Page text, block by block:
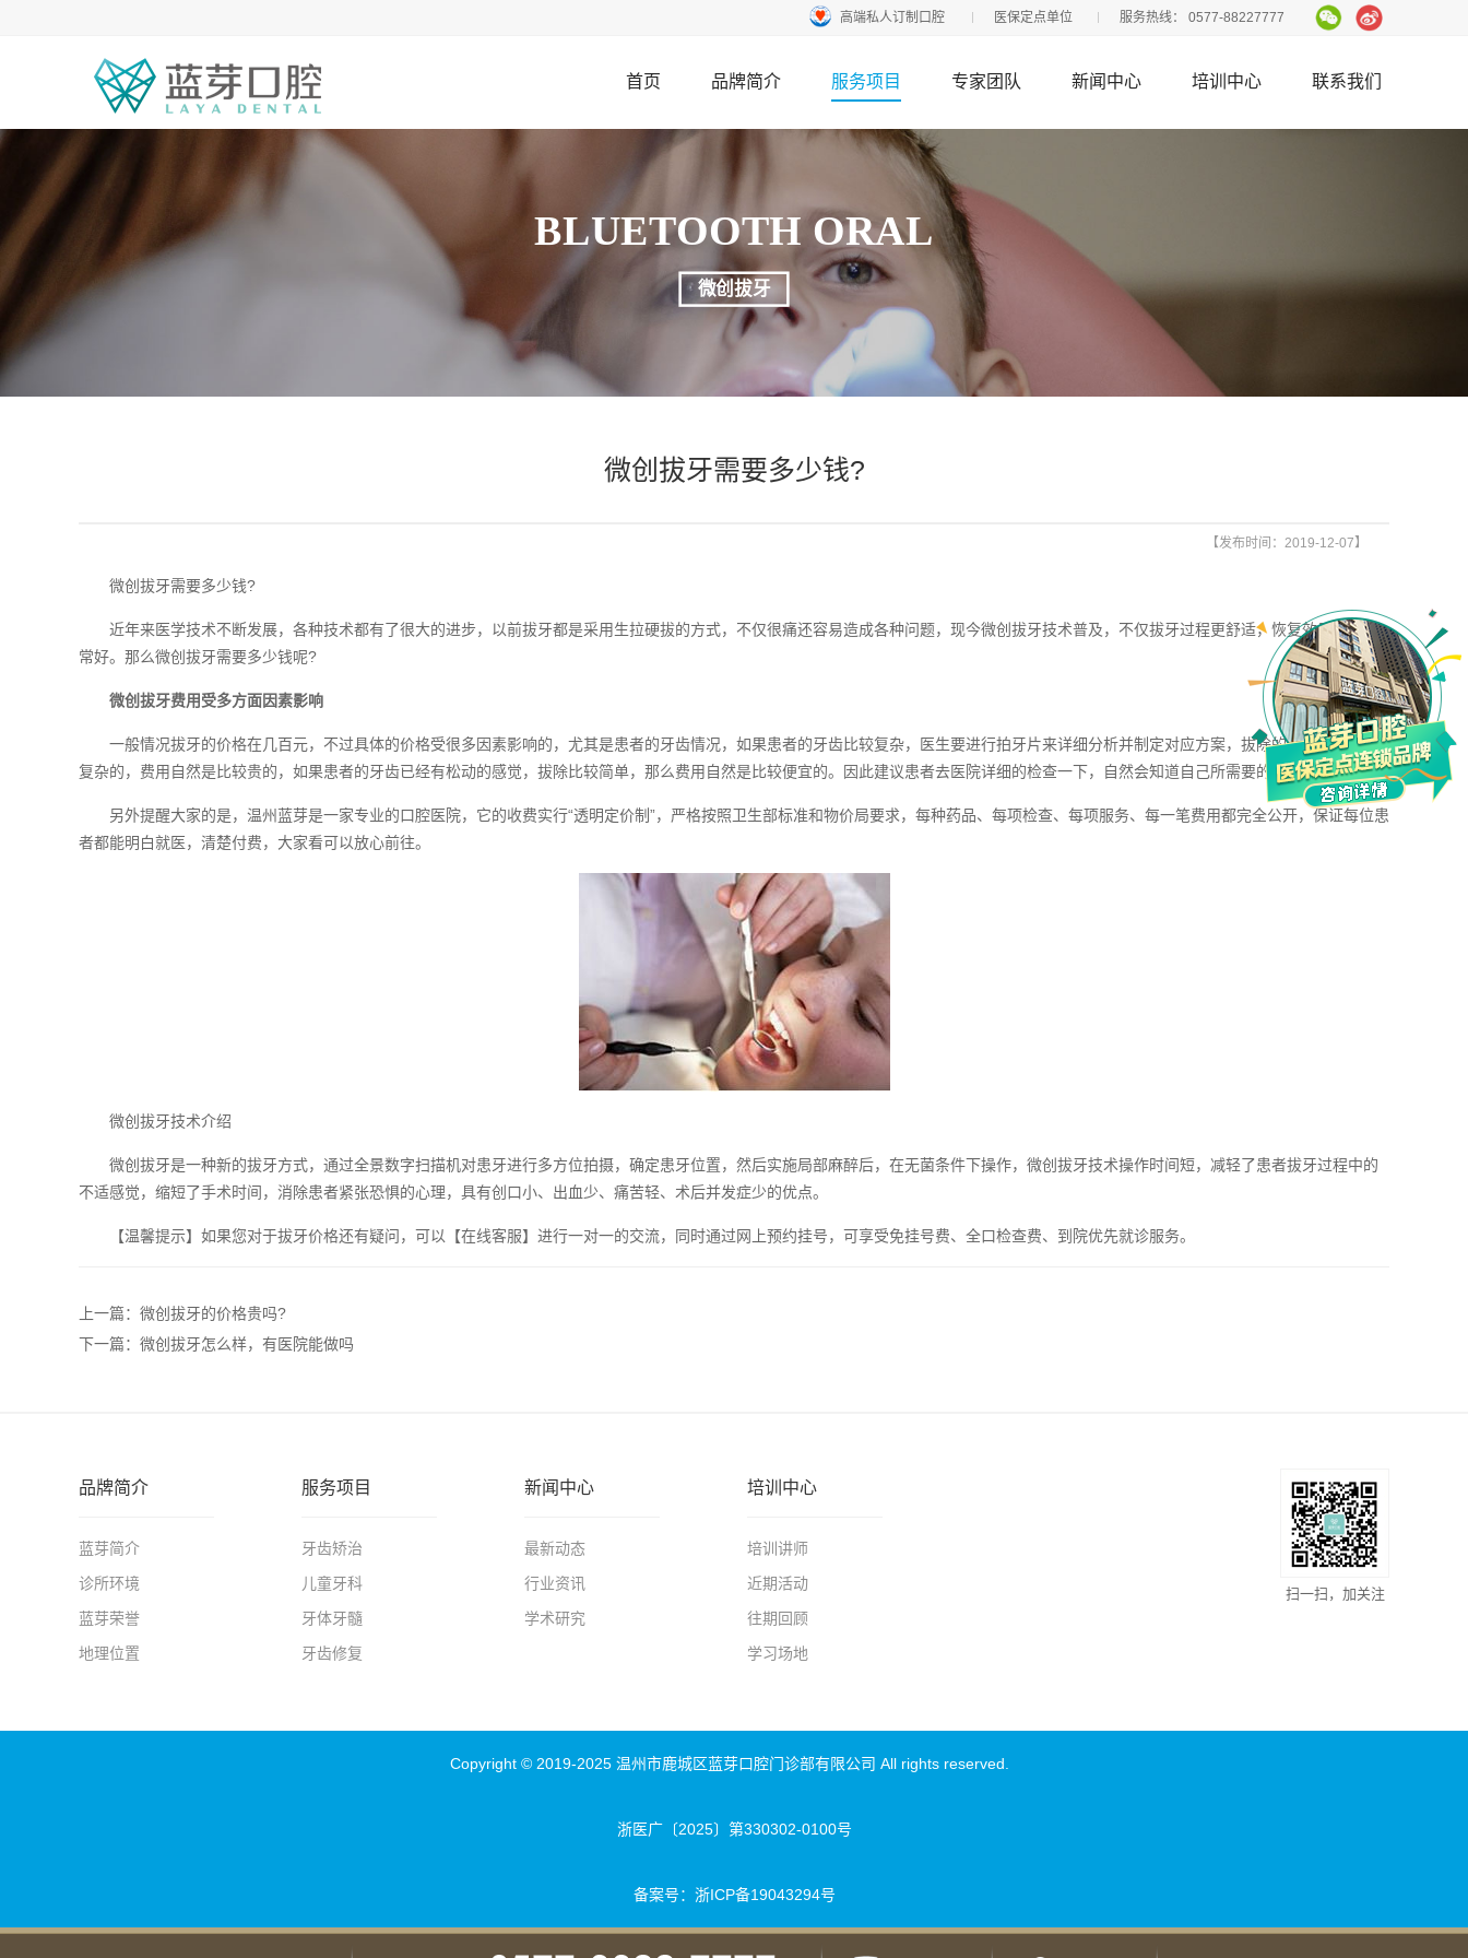
高端私人订制口腔 医保定点单位 服务热线： 0577-88227777
首页 品牌简介 服务项目 专家团队 新闻中心 培训中心 联系我们
BLUETOOTH ORAL
微创拔牙
微创拔牙需要多少钱?
【发布时间：2019-12-07】
微创拔牙需要多少钱?
近年来医学技术不断发展，各种技术都有了很大的进步，以前拔牙都是采用生拉硬拔的方式，不仅很痛还容易造成各种问题，现今微创拔牙技术普及，不仅拔牙过程更舒适，恢复效果也是非
常好。那么微创拔牙需要多少钱呢?
微创拔牙费用受多方面因素影响
一般情况拔牙的价格在几百元，不过具体的价格受很多因素影响的，尤其是患者的牙齿情况，如果患者的牙齿比较复杂，医生要进行拍牙片来详细分析并制定对应方案，拔除的过程也是比较
复杂的，费用自然是比较贵的，如果患者的牙齿已经有松动的感觉，拔除比较简单，那么费用自然是比较便宜的。因此建议患者去医院详细的检查一下，自然会知道自己所需要的费用。
另外提醒大家的是，温州蓝芽是一家专业的口腔医院，它的收费实行“透明定价制”，严格按照卫生部标准和物价局要求，每种药品、每项检查、每项服务、每一笔费用都完全公开，保证每位患
者都能明白就医，清楚付费，大家看可以放心前往。
微创拔牙技术介绍
微创拔牙是一种新的拔牙方式，通过全景数字扫描机对患牙进行多方位拍摄，确定患牙位置，然后实施局部麻醉后，在无菌条件下操作，微创拔牙技术操作时间短，减轻了患者拔牙过程中的
不适感觉，缩短了手术时间，消除患者紧张恐惧的心理，具有创口小、出血少、痛苦轻、术后并发症少的优点。
【温馨提示】如果您对于拔牙价格还有疑问，可以【在线客服】进行一对一的交流，同时通过网上预约挂号，可享受免挂号费、全口检查费、到院优先就诊服务。
上一篇：微创拔牙的价格贵吗?
下一篇：微创拔牙怎么样，有医院能做吗
品牌简介
蓝芽简介
诊所环境
蓝芽荣誉
地理位置
服务项目
牙齿矫治
儿童牙科
牙体牙髓
牙齿修复
新闻中心
最新动态
行业资讯
学术研究
培训中心
培训讲师
近期活动
往期回顾
学习场地
扫一扫，加关注
Copyright © 2019-2025 温州市鹿城区蓝芽口腔门诊部有限公司 All rights reserved.
浙医广〔2025〕第330302-0100号
备案号： 浙ICP备19043294号